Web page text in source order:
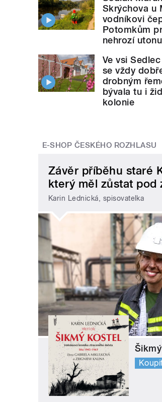
Skrýchova u
vodníkovi
Potomkům
nehrozí
Ve vsi
se vždy
drobným
bývala tu i
kolonie
E-SHOP ČESKÉHO ROZHLASU
Závěr příběhu staré
který měl zůstat pod
Karin Lednická, spisovatelka